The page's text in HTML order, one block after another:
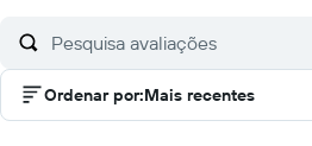
Ordenar por:Mais recentes